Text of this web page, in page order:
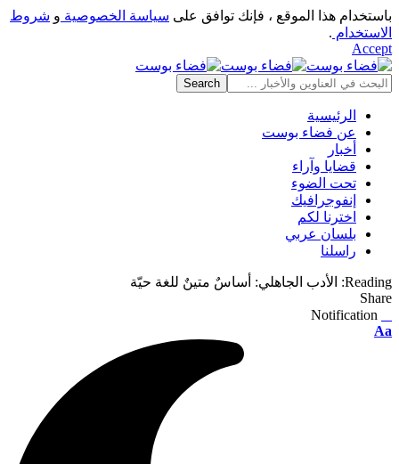
باستخدام هذا الموقع ، فإنك توافق على سياسة الخصوصية و شروط
الاستخدام .
Accept
الرئيسية
عن فضاء بوست
أخبار
قضايا وآراء
تحت الضوء
إنفوجرافيك
اخترنا لكم
بلسان عربي
راسلنا
Reading:
الأدب الجاهلي: أساسٌ متينٌ للغة حيّة
Share
Notification
Font
Aa